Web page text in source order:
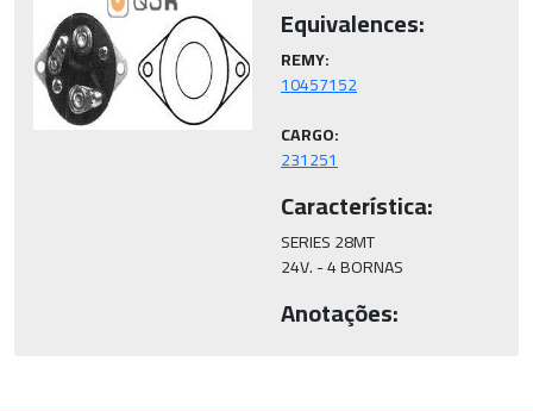
Equivalences:
REMY:
CARGO:
231251
Característica:
SERIES 28MT
24V. - 4 BORNAS
Anotações: